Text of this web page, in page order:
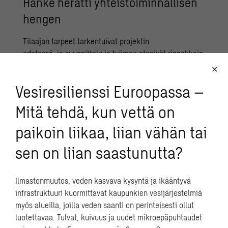
hengen
Tilaajan tarpeet tarkentuivat projektin
edetessä, ja suunnittelu ja työmaa etenivät rinnakkain
jokaisella oli nopeasti ajatus siitä, mitä tilaajan
päätös tarkoittaa kunkin kohdalla”, Sääskilahti sanoo.
Hankkeessa alettiinkin noudattaa yhteistoiminnallisia
työskentelytapoja, ja Hakulisen mieleen on jäänyt
erityisesti hankkeen me-henki. ”Keskustelu oli jatkuvaa
suunniteltiin vasta sitten!”
Sepästä luotiin myös kattava
yhdistelmätietomalli tekniikkaväylineen ja
Vesiresilienssi Euroopassa –
Mitä tehdä, kun vettä on
paikoin liikaa, liian vähän tai
sen on liian saastunutta?
Ilmastonmuutos, veden kasvava kysyntä ja ikääntyvä
infrastruktuuri kuormittavat kaupunkien vesijärjestelmiä
myös alueilla, joilla veden saanti on perinteisesti ollut
luotettavaa. Tulvat, kuivuus ja uudet mikroepäpuhtaudet